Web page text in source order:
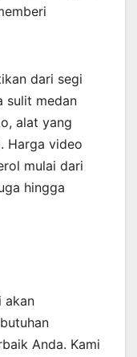
dari segi
sulit medan
alat yang
Harga video
mulai dari
hingga
akan
Anda. Kami